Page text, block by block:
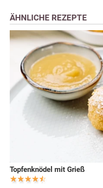
ÄHNLICHE REZEPTE
Topfenknödel mit Grieß